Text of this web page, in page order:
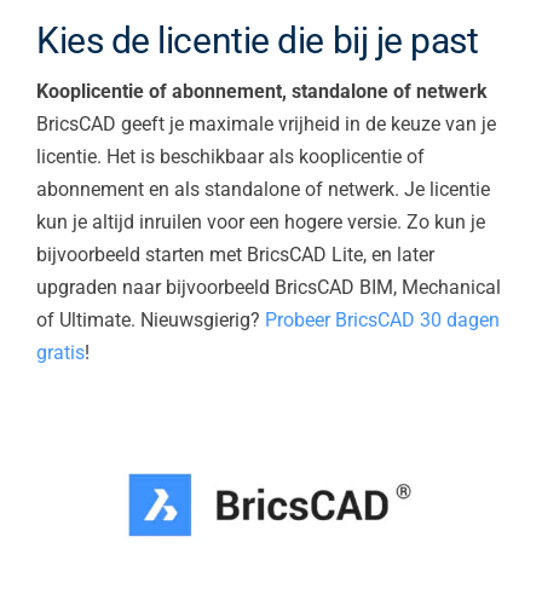
Kies de licentie die bij je past
Kooplicentie of abonnement, standalone of netwerk
BricsCAD geeft je maximale vrijheid in de keuze van je
licentie. Het is beschikbaar als kooplicentie of
abonnement en als standalone of netwerk. Je licentie
kun je altijd inruilen voor een hogere versie. Zo kun je
bijvoorbeeld starten met BricsCAD Lite, en later
upgraden naar bijvoorbeeld BricsCAD BIM, Mechanical
of Ultimate. Nieuwsgierig? Probeer BricsCAD 30 dagen
gratis!